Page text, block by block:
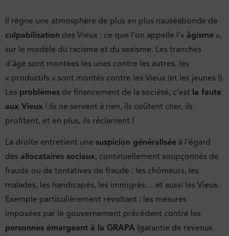
Il règne une atmosphère de plus en plus nauséabonde de
culpabilisation des Vieux : ce que l’on appelle l’« âgisme »,
sur le modèle du racisme et du sexisme. Les tranches
d’âge sont montées les unes contre les autres, les
« productifs » sont montés contre les Vieux (et les jeunes !).
Les problèmes de financement de la société, c’est la faute
aux Vieux ! Ils ne servent à rien, ils coûtent cher, ils
profitent, et en plus, ils réclament !
La droite entretient une suspicion généralisée à l’égard
des allocataires sociaux, continuellement soupçonnés de
fraude ou de tentatives de fraude : les chômeurs, les
malades, les handicapés, les immigrés… et aussi les Vieux.
Exemple particulièrement révoltant : les mesures
imposées par le gouvernement précédent contre les
personnes émargeant à la GRAPA (garantie de revenus